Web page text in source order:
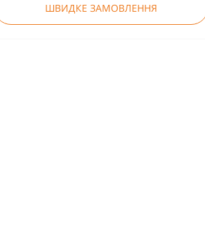
ШВИДКЕ ЗАМОВЛЕННЯ